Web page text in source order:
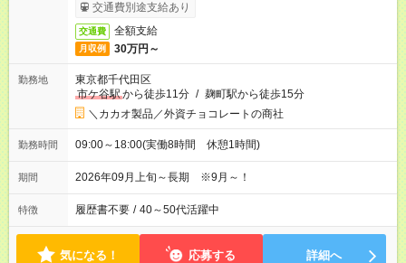
交通費別途支給あり
交通費 全額支給
月収例 30万円～
勤務地
東京都千代田区
市ケ谷駅から徒歩11分 / 麹町駅から徒歩15分
＼カカオ製品／外資チョコレートの商社
勤務時間 09:00～18:00(実働8時間 休憩1時間)
期間 2026年09月上旬～長期 ※9月～！
特徴 履歴書不要 / 40～50代活躍中
気になる！ 応募する 詳細へ